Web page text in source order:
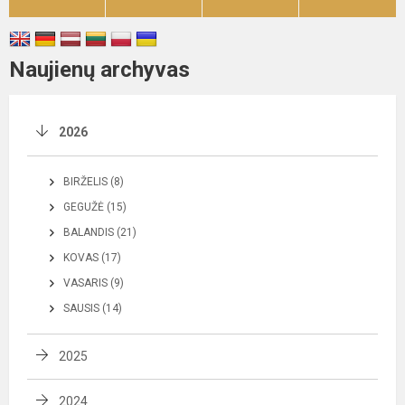
Naujienų archyvas
2026
BIRŽELIS (8)
GEGUŽĖ (15)
BALANDIS (21)
KOVAS (17)
VASARIS (9)
SAUSIS (14)
2025
2024